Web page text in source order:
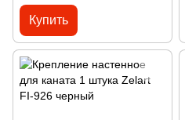
Купить